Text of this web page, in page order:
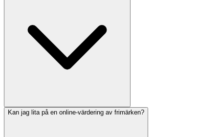
Kan jag lita på en online-värdering av frimärken?